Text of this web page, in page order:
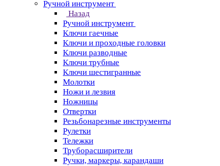
Ручной инструмент
Назад
Ручной инструмент
Ключи гаечные
Ключи и проходные головки
Ключи разводные
Ключи трубные
Ключи шестигранные
Молотки
Ножи и лезвия
Ножницы
Отвертки
Резьбонарезные инструменты
Рулетки
Тележки
Труборасширители
Ручки, маркеры, карандаши